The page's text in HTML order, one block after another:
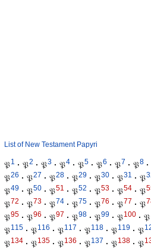
List of New Testament Papyri
𝔓1 · 𝔓2 · 𝔓3 · 𝔓4 · 𝔓5 · 𝔓6 · 𝔓7 · 𝔓8 ·
𝔓26 · 𝔓27 · 𝔓28 · 𝔓29 · 𝔓30 · 𝔓31 · 𝔓
𝔓49 · 𝔓50 · 𝔓51 · 𝔓52 · 𝔓53 · 𝔓54 · 𝔓
𝔓72 · 𝔓73 · 𝔓74 · 𝔓75 · 𝔓76 · 𝔓77 · 𝔓
𝔓95 · 𝔓96 · 𝔓97 · 𝔓98 · 𝔓99 · 𝔓100 · 𝔓
𝔓115 · 𝔓116 · 𝔓117 · 𝔓118 · 𝔓119 · 𝔓
𝔓134 · 𝔓135 · 𝔓136 · 𝔓137 · 𝔓138 · 𝔓